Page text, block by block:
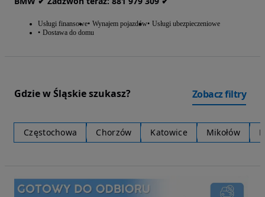
Usługi finansowe Wynajem pojazdów Usługi ubezpieczeniowe
Dostawa do domu
Gdzie w Śląskie szukasz? Zobacz filtry
Częstochowa Chorzów Katowice Mikołów